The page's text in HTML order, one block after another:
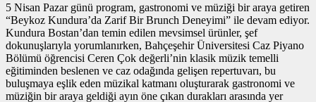
5 Nisan Pazar günü program, gastronomi ve müziği bir araya getiren
“Beykoz Kundura’da Zarif Bir Brunch Deneyimi” ile devam ediyor.
Kundura Bostan’dan temin edilen mevsimsel ürünler, şef
dokunuşlarıyla yorumlanırken, Bahçeşehir Üniversitesi Caz Piyano
Bölümü öğrencisi Ceren Çok değerli’nin klasik müzik temelli
eğitiminden beslenen ve caz odağında gelişen repertuvarı, bu
buluşmaya eşlik eden müzikal katmanı oluşturarak gastronomi ve
müziğin bir araya geldiği ayın öne çıkan durakları arasında yer